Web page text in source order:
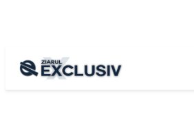
Economie, Stiri la zi